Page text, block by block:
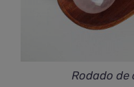
Rodado de